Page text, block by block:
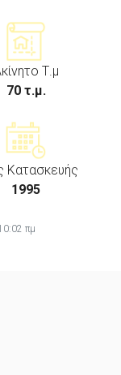
Τ.μ
70 τ.μ.
Κατασκευής
1995
πμ